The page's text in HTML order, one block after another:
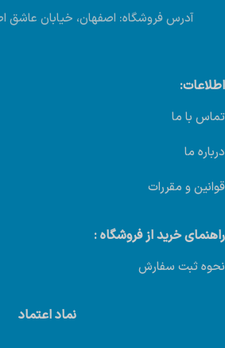
اطلاعات:
تماس با ما
درباره ما
قوانین و مقررات
راهنمای خرید از فروشگاه :
نحوه ثبت سفارش
نماد اعتماد